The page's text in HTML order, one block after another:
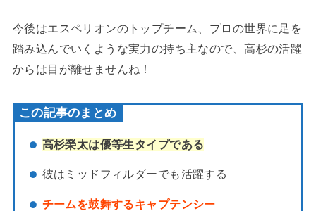
今後はエスペリオンのトップチーム、プロの世界に足を
踏み込んでいくような実力の持ち主なので、高杉の活躍
からは目が離せませんね！
この記事のまとめ
高杉榮太は優等生タイプである
彼はミッドフィルダーでも活躍する
チームを鼓舞するキャプテンシー